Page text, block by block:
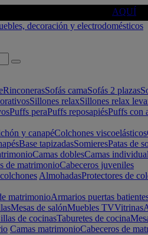
AQUÍ
RinconerasSofás camaSofás 2 plazas
Sillones relaxSillones relax
Puffs peraPuffs reposapiésPuffs con
y canapéColchones viscoelásticos
Base tapizadasSomieresPatas de
Camas doblesCamas
de matrimonioCabeceros juveniles
AlmohadasProtectores de
matrimonioArmarios puertas
Mesas de salónMuebles TVVitrinas
de cocinasTaburetes de cocina
Camas matrimonioCabeceros de